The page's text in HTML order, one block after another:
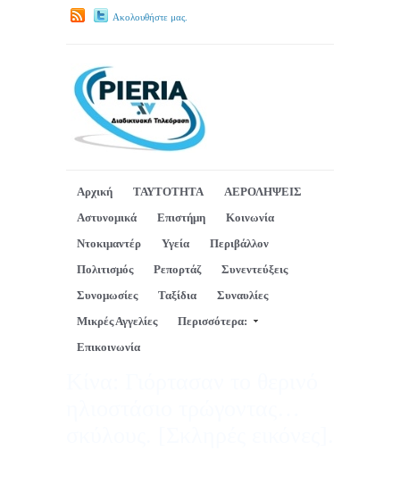
Ακολουθήστε μας.
Αρχική ΤΑΥΤΟΤΗΤΑ
ΑΕΡΟΛΗΨΕΙΣ
Αστυνομικά
Επιστήμη
Κοινωνία
Ντοκιμαντέρ
Υγεία
Περιβάλλον
Πολιτισμός
Ρεπορτάζ
Συνεντεύξεις
Συνομωσίες
Ταξίδια
Συναυλίες
Μικρές Αγγελίες
Περισσότερα:
Επικοινωνία